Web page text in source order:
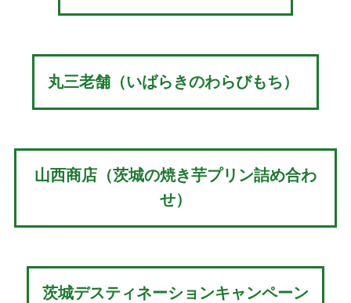
丸三老舗（いばらきのわらびもち）
山西商店（茨城の焼き芋プリン詰め合わ
せ）
茨城デスティネーションキャンペーン